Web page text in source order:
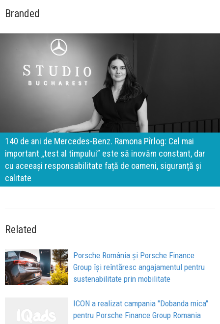
Branded
140 de ani de Mercedes-Benz. Ramona Pîrlog: Cel mai
important „test al timpului” este să inovăm constant, dar
cu aceeași responsabilitate față de oameni, siguranță și
calitate
Related
Porsche România și Porsche Finance
Group își reîntăresc angajamentul pentru
sustenabilitate prin mobilitate
ICON a realizat campania "Dobanda mica"
pentru Porsche Finance Group Romania